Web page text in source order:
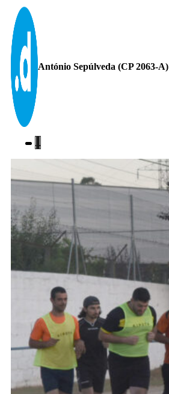
António Sepúlveda (CP 2063-A)